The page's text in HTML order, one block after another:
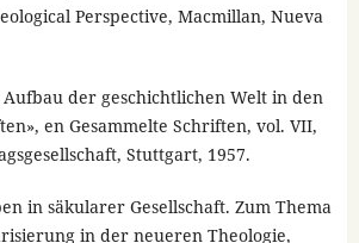
Perspective, Macmillan, Nueva
Aufbau der geschichtlichen Welt in den
en Gesammelte Schriften, vol. VII,
Stuttgart, 1957.
in säkularer Gesellschaft. Zum Thema
in der neueren Theologie,